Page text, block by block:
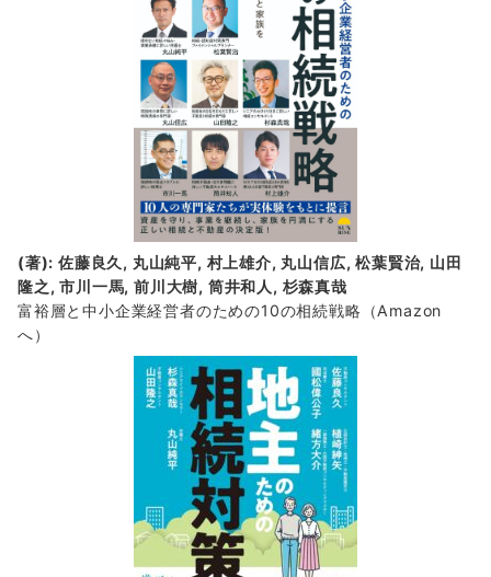
(著): 佐藤良久, 丸山純平, 村上雄介, 丸山信広, 松葉賢治, 山田
隆之, 市川一馬, 前川大樹, 筒井和人, 杉森真哉
富裕層と中小企業経営者のための10の相続戦略 （Amazon
へ）